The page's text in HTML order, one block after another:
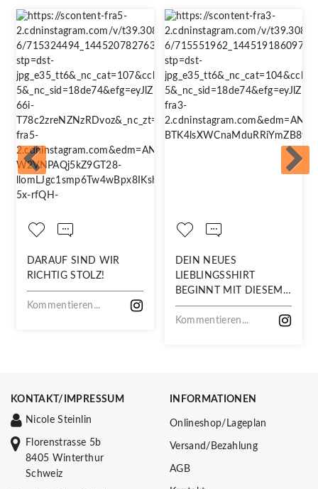
DARAUF SIND WIR
RICHTIG STOLZ!
Kommentieren...
DEIN NEUES
LIEBLINGSSHIRT
BEGINNT MIT DIESEM
STOFF
Kommentieren...
KONTAKT/IMPRESSUM
Nicole Steinlin
Florenstrasse 5b
8405 Winterthur
Schweiz
INFORMATIONEN
Onlineshop/Lageplan
Versand/Bezahlung
AGB